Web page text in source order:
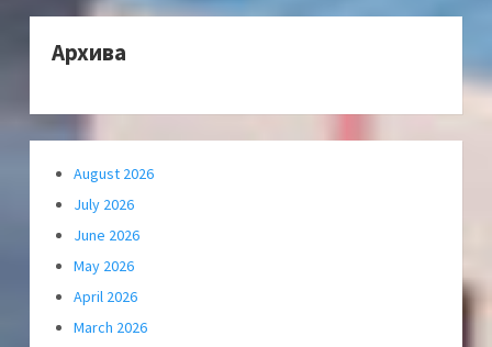
Архива
August 2026
July 2026
June 2026
May 2026
April 2026
March 2026